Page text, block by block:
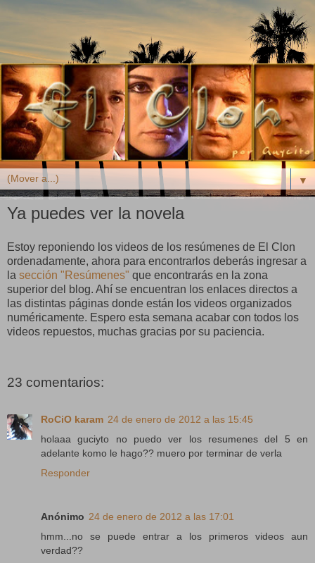
▼
Ya puedes ver la novela
Estoy reponiendo los videos de los resúmenes de El Clon
ordenadamente, ahora para encontrarlos deberás ingresar a
la sección "Resúmenes" que encontrarás en la zona
superior del blog. Ahí se encuentran los enlaces directos a
las distintas páginas donde están los videos organizados
numéricamente. Espero esta semana acabar con todos los
videos repuestos, muchas gracias por su paciencia.
23 comentarios:
RoCiO karam 24 de enero de 2012 a las 15:45
holaaa guciyto no puedo ver los resumenes del 5 en
adelante komo le hago?? muero por terminar de verla
Responder
Anónimo 24 de enero de 2012 a las 17:01
hmm...no se puede entrar a los primeros videos aun
verdad??